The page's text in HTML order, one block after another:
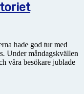
hade god tur med
Under måndagskvällen
våra besökare jublade